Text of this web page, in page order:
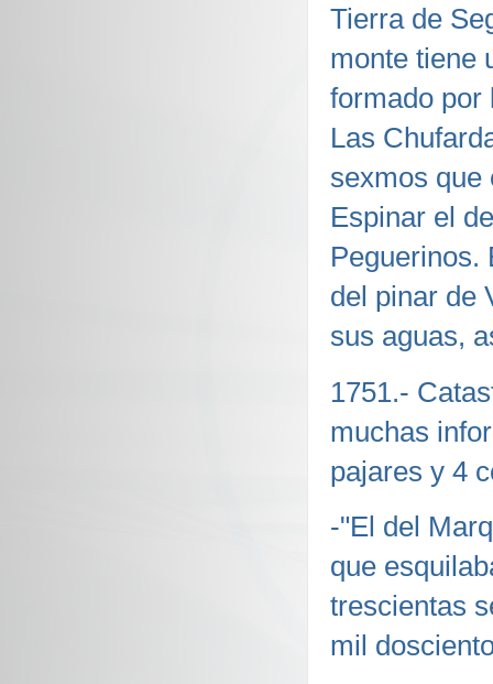
Tierra de
monte tiene
formado por
Las
sexmos que
Espinar el
Peguerinos.
del pinar de
sus aguas,
1751.-
muchas
pajares y 4
-"El del
que
trescientas
mil